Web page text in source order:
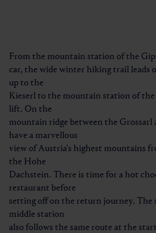
From the mountain station of the
car, the wide winter hiking trail leads
up to the
Kieserl to the mountain station of the
lift. On the
mountain ridge between the Grossarl
have a marvellous
view of Austria's highest mountains
the Hohe
Dachstein. There is time for a hot
restaurant before
setting off on the return journey. The
middle station
also follows the same route at the